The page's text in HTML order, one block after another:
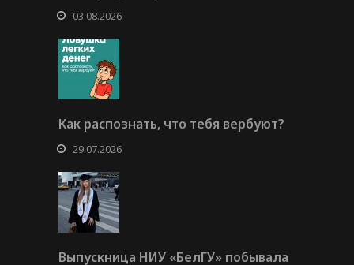
03.08.2026
Как распознать, что тебя вербуют?
29.07.2026
Выпускница НИУ «БелГУ» побывала